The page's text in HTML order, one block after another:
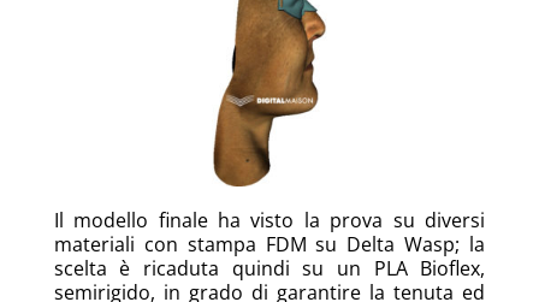
Il modello finale ha visto la prova su diversi
materiali con stampa FDM su Delta Wasp; la
scelta è ricaduta quindi su un PLA Bioflex,
semirigido, in grado di garantire la tenuta ed